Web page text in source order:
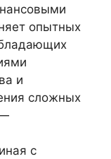
опытных
и
сложных
с